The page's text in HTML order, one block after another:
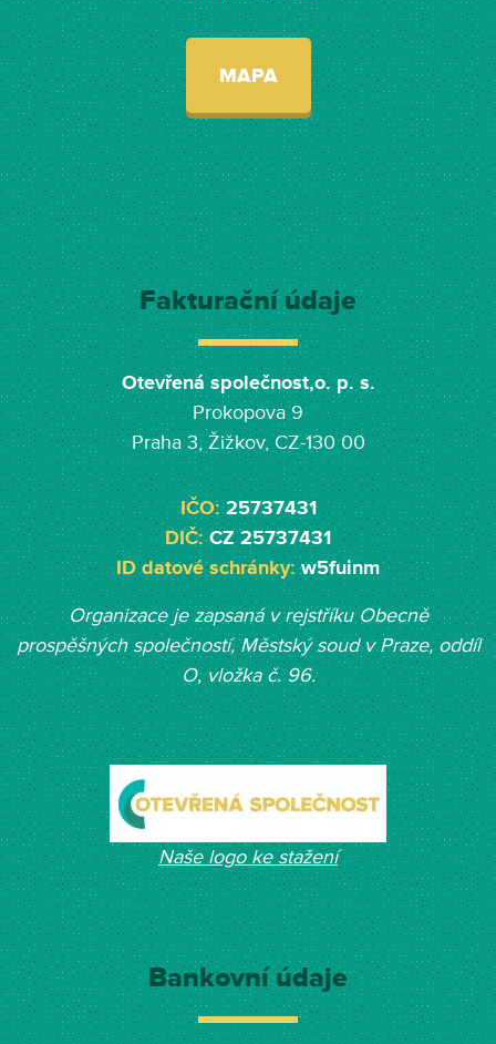
MAPA
Fakturační údaje
Otevřená společnost,o. p. s.
Prokopova 9
Praha 3, Žižkov, CZ-130 00
IČO:25737431
DIČ:CZ 25737431
ID datové schránky:w5fuinm
Organizace je zapsaná v rejstříku Obecně
prospěšných společností, Městský soud v Praze, oddíl
O, vložka č. 96.
Naše logo ke stažení
Bankovní údaje